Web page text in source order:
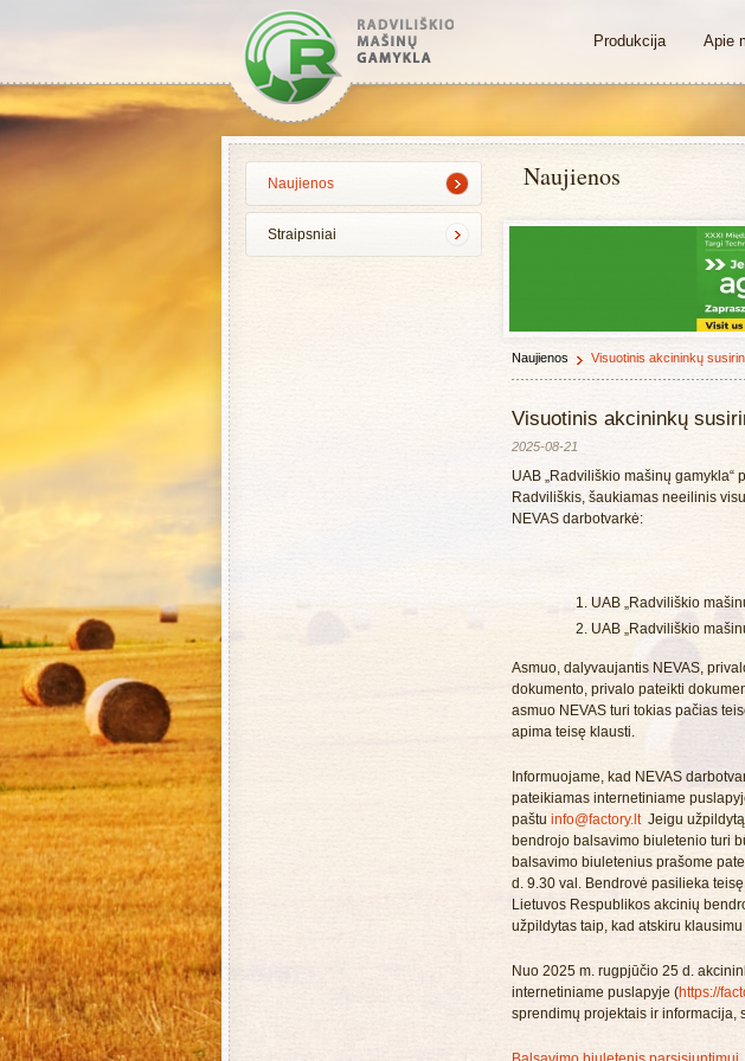
Produkcija Apie
Naujienos
Straipsniai
Naujienos
Naujienos Visuotinis akcininkų
Visuotinis akcininkų
2025-08-21
UAB „Radviliškio mašinų
Radviliškis, šaukiamas neeilinis
NEVAS darbotvarkė:
UAB „Radviliškio
UAB „Radviliškio
Asmuo, dalyvaujantis NEVAS,
dokumento, privalo pateikti
asmuo NEVAS turi tokias pačias
apima teisę klausti.
Informuojame, kad NEVAS
pateikiamas internetiniame
paštu info@factory.ltJeigu užpildytą
bendrojo balsavimo biuletenio turi
balsavimo biuletenius prašome
d. 9.30 val. Bendrovė pasilieka
Lietuvos Respublikos akcinių
užpildytas taip, kad atskiru
Nuo 2025 m. rugpjūčio 25 d.
internetiniame puslapyje (https://
sprendimų projektais ir informacija,